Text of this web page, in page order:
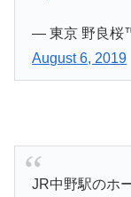
— 東京 野良桜
August 6, 2019
JR中野駅のホ